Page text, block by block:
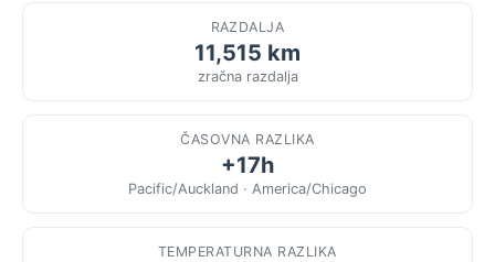
RAZDALJA
11,515 km
zračna razdalja
ČASOVNA RAZLIKA
+17h
Pacific/Auckland · America/Chicago
TEMPERATURNA RAZLIKA